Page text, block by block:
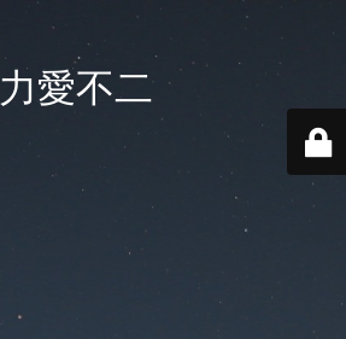
力愛不二